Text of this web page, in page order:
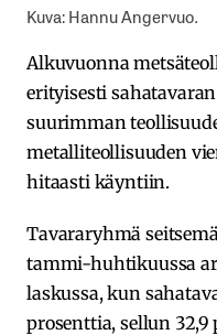
Kuva: Hannu Angervuo.
Alkuvuonna
erityisesti
suurimman
metalliteollisuuden
hitaasti käyntiin.
Tavararyhmä
tammi-huhtikuussa
laskussa, kun
prosenttia, sellun 32,9